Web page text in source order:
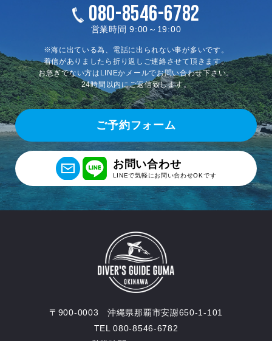
080-8546-6782
営業時間 9:00～19:00
※海に出ている為、電話に出られない事が多いです。
着信がありましたら折り返しご連絡させて頂きます。
お急ぎでない方はLINEかメールでお問い合わせ下さい。
24時間以内にご返信致します。
ご予約フォーム
お問い合わせ
LINEで気軽にお問い合わせOKです
〒900-0003 沖縄県那覇市安謝650-1-101
TEL 080-8546-6782